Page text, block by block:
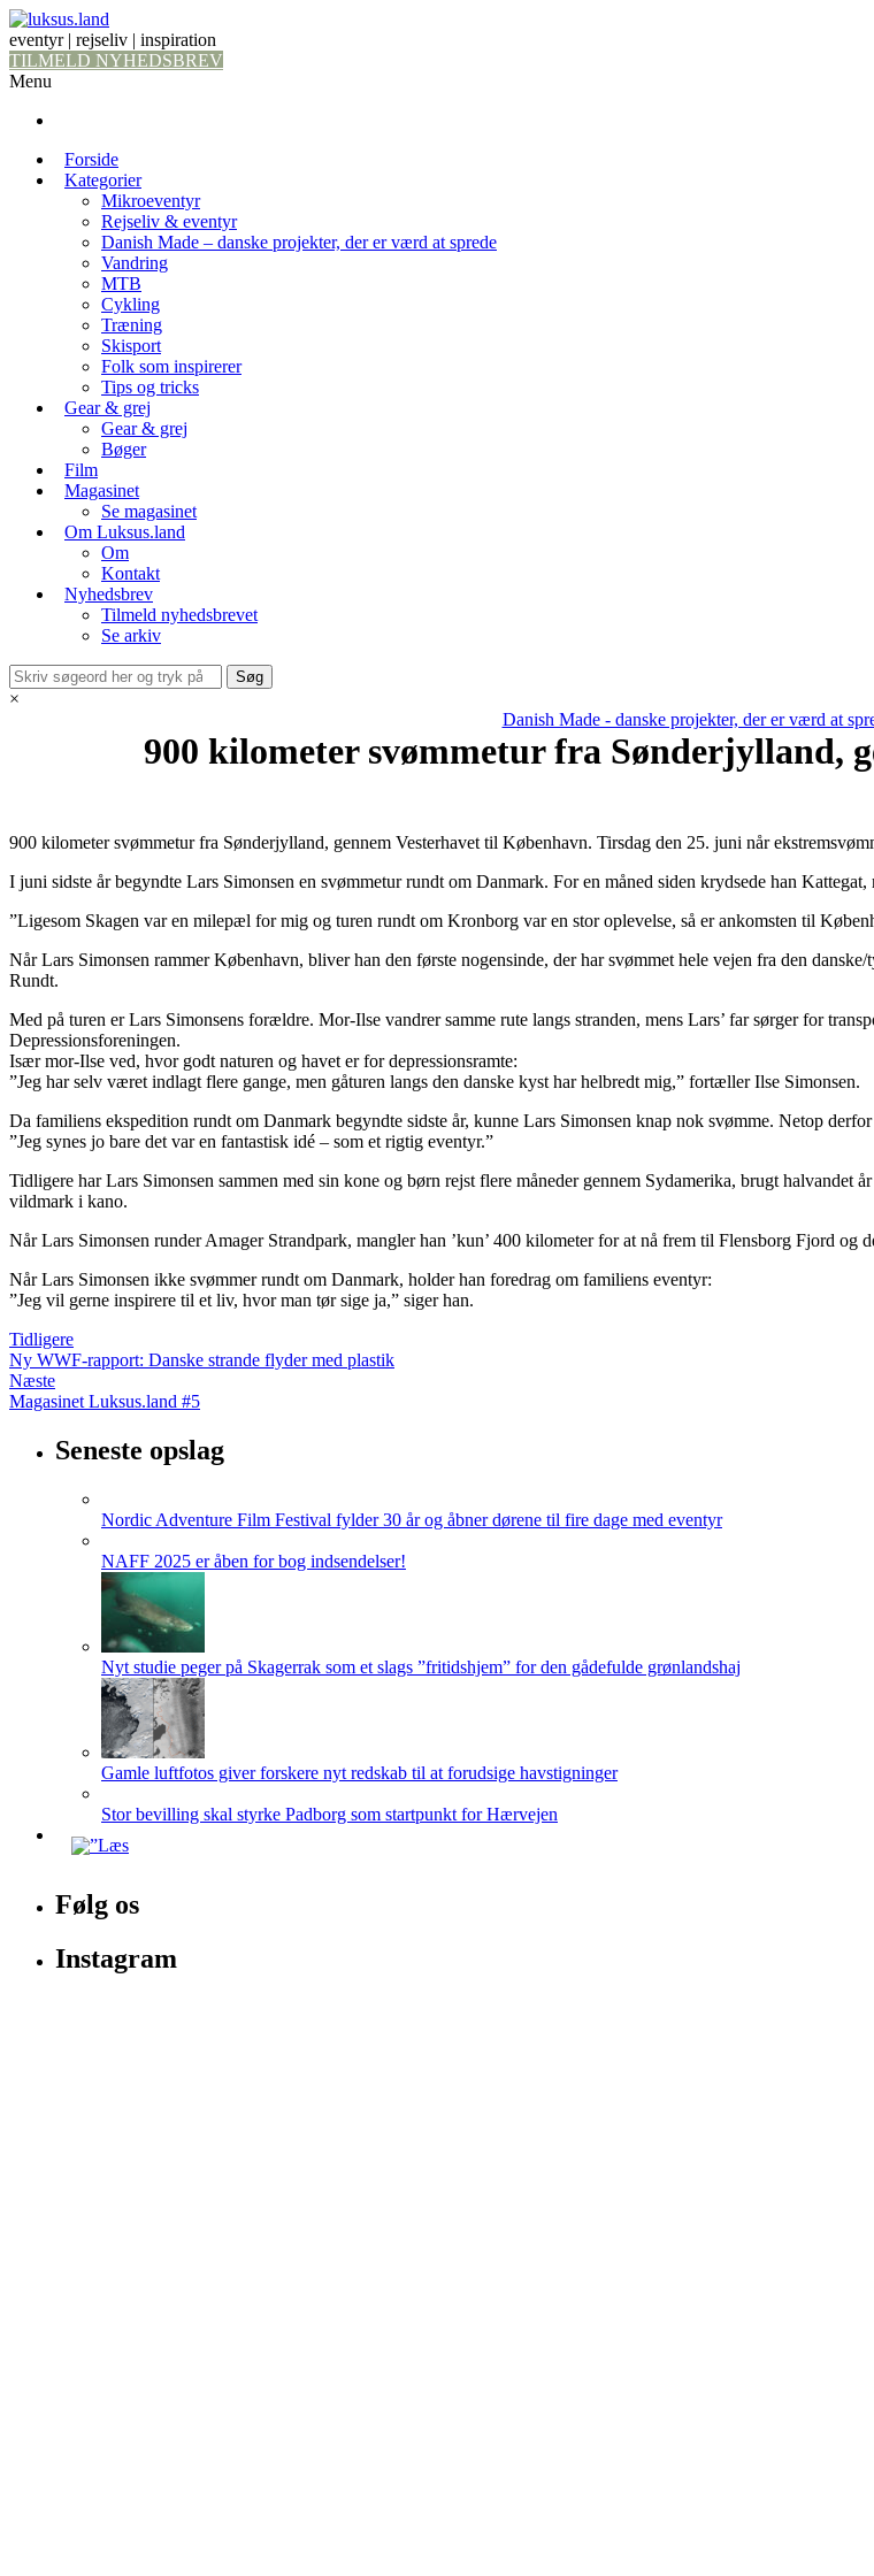
eventyr | rejseliv | inspiration
TILMELD NYHEDSBREV
Menu
Forside
Kategorier
Mikroeventyr
Rejseliv & eventyr
Danish Made – danske projekter, der er værd at sprede
Vandring
MTB
Cykling
Træning
Skisport
Folk som inspirerer
Tips og tricks
Gear & grej
Gear & grej
Bøger
Film
Magasinet
Se magasinet
Om Luksus.land
Om
Kontakt
Nyhedsbrev
Tilmeld nyhedsbrevet
Se arkiv
×
Danish Made - danske projekter, der er værd at
900 kilometer svømmetur fra Sønderjylland,
900 kilometer svømmetur fra Sønderjylland, gennem Vesterhavet til København. Tirsdag den 25. juni når
I juni sidste år begyndte Lars Simonsen en svømmetur rundt om Danmark. For en måned siden krydsede han
”Ligesom Skagen var en milepæl for mig og turen rundt om Kronborg var en stor oplevelse, så er ankomsten til
Når Lars Simonsen rammer København, bliver han den første nogensinde, der har svømmet hele vejen fra den
Rundt.
Med på turen er Lars Simonsens forældre. Mor-Ilse vandrer samme rute langs stranden, mens Lars’ far sørger for
Depressionsforeningen.
Især mor-Ilse ved, hvor godt naturen og havet er for depressionsramte:
”Jeg har selv været indlagt flere gange, men gåturen langs den danske kyst har helbredt mig,” fortæller Ilse Simonsen.
Da familiens ekspedition rundt om Danmark begyndte sidste år, kunne Lars Simonsen knap nok svømme. Netop
”Jeg synes jo bare det var en fantastisk idé – som et rigtig eventyr.”
Tidligere har Lars Simonsen sammen med sin kone og børn rejst flere måneder gennem Sydamerika, brugt
vildmark i kano.
Når Lars Simonsen runder Amager Strandpark, mangler han ’kun’ 400 kilometer for at nå frem til Flensborg Fjord og
Når Lars Simonsen ikke svømmer rundt om Danmark, holder han foredrag om familiens eventyr:
”Jeg vil gerne inspirere til et liv, hvor man tør sige ja,” siger han.
Tidligere
Ny WWF-rapport: Danske strande flyder med plastik
Næste
Magasinet Luksus.land #5
Seneste opslag
Nordic Adventure Film Festival fylder 30 år og åbner dørene til fire dage med eventyr
NAFF 2025 er åben for bog indsendelser!
Nyt studie peger på Skagerrak som et slags ”fritidshjem” for den gådefulde grønlandshaj
Gamle luftfotos giver forskere nyt redskab til at forudsige havstigninger
Stor bevilling skal styrke Padborg som startpunkt for Hærvejen
Følg os
Instagram